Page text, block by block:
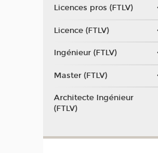
Licences pros (FTLV)
Licence (FTLV)
Ingénieur (FTLV)
Master (FTLV)
Architecte Ingénieur
(FTLV)